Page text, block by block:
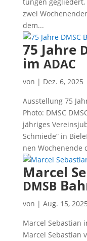
zwei
dem...
75 Jahre
imADAC
von | Dez. 6, 2025
Aus­stel­lung 75
Pho­to: DMSC
jäh­ri­ges
Schmie­de“ in
nen Wochen­en­de
Marcel
DMSB
von | Aug. 15, 2025
Mar­cel Sebas­ti­an
Mar­cel Sebas­ti­an